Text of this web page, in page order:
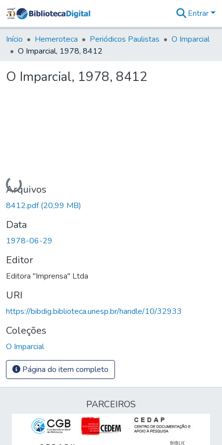
&
Coleções
Tudo na
Digital
Entrar
Início Hemeroteca Periódicos Paulistas
O Imparcial
O Imparcial, 1978, 8412
O Imparcial, 1978, 8412
Carregando...
Arquivos
8412.pdf(20,99 MB)
Data
1978-06-29
Editor
Editora "Imprensa" Ltda
URI
https://bibdig.biblioteca.unesp.br/handle/10/32933
Coleções
O Imparcial
Página do item completo
PARCEIROS